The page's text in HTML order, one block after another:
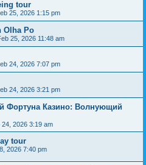
tour
25, 2026 1:15 pm
Olha Po
25, 2026 11:48 am
24, 2026 7:07 pm
24, 2026 3:21 pm
Фортуна Казино: Волнующий
2026 3:19 am
tour
2026 7:40 pm